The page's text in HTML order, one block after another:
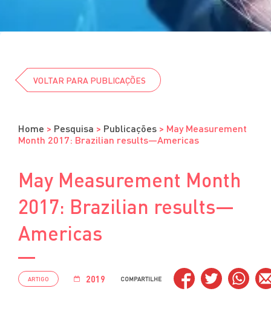
VOLTAR PARA PUBLICAÇÕES
Home > Pesquisa > Publicações > May Measurement
Month 2017: Brazilian results—Americas
May Measurement Month
2017: Brazilian results—
Americas
ARTIGO 2019 COMPARTILHE